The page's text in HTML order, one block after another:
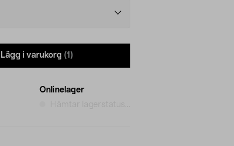
Lägg i varukorg (1)
Onlinelager